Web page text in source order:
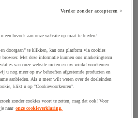
Verder zonder accepteren >
bezoek aan onze website op maat te bieden!
doorgaan" te klikken, kan ons platform via cookies
Met deze informatie kunnen ons marketingteam
van onze website meten en uw winkelvoorkeuren
u nog meer op uw behoeften afgestemde producten en
aanbieden. Als u meer wilt weten over de doeleinden
klikt u op "Cookievoorkeuren".
zonder cookies voort te zetten, mag dat ook! Voor
naar onze cookieverklaring.